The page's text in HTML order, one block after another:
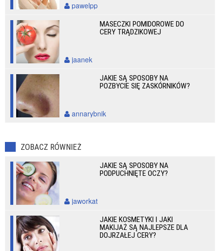
pawelpp
MASECZKI POMIDOROWE DO
CERY TRĄDZIKOWEJ
jaanek
JAKIE SĄ SPOSOBY NA
POZBYCIE SIĘ ZASKÓRNIKÓW?
annarybnik
ZOBACZ RÓWNIEŻ
JAKIE SĄ SPOSOBY NA
PODPUCHNIĘTE OCZY?
jaworkat
JAKIE KOSMETYKI I JAKI
MAKIJAŻ SĄ NAJLEPSZE DLA
DOJRZAŁEJ CERY?